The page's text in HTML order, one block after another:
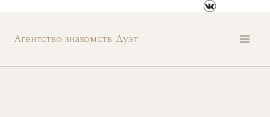
Агентство знакомств Дуэт